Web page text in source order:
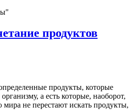
продуктов
продукты, которые
а есть которые, наоборот,
мира не перестают искать продукты,